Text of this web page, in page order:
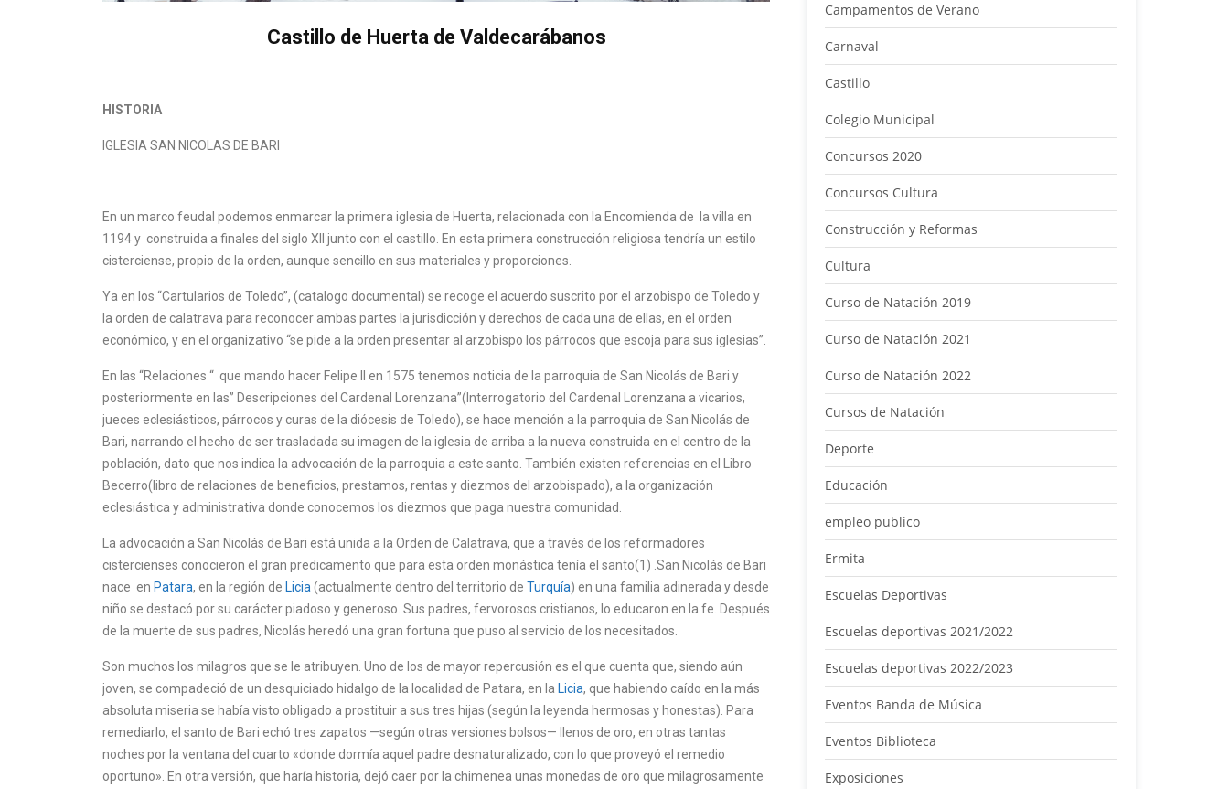
Castillo de Huerta de Valdecarábanos​
HISTORIA
IGLESIA SAN NICOLAS DE BARI
En un marco feudal podemos enmarcar la primera iglesia de Huerta, relacionada con la Encomienda de la villa en
1194 y construida a finales del siglo XII junto con el castillo. En esta primera construcción religiosa tendría un estilo
cisterciense, propio de la orden, aunque sencillo en sus materiales y proporciones.
Ya en los “Cartularios de Toledo”, (catalogo documental) se recoge el acuerdo suscrito por el arzobispo de Toledo y
la orden de calatrava para reconocer ambas partes la jurisdicción y derechos de cada una de ellas, en el orden
económico, y en el organizativo “se pide a la orden presentar al arzobispo los párrocos que escoja para sus iglesias”.
En las “Relaciones “ que mando hacer Felipe II en 1575 tenemos noticia de la parroquia de San Nicolás de Bari y
posteriormente en las” Descripciones del Cardenal Lorenzana”(Interrogatorio del Cardenal Lorenzana a vicarios,
jueces eclesiásticos, párrocos y curas de la diócesis de Toledo), se hace mención a la parroquia de San Nicolás de
Bari, narrando el hecho de ser trasladada su imagen de la iglesia de arriba a la nueva construida en el centro de la
población, dato que nos indica la advocación de la parroquia a este santo. También existen referencias en el Libro
Becerro(libro de relaciones de beneficios, prestamos, rentas y diezmos del arzobispado), a la organización
eclesiástica y administrativa donde conocemos los diezmos que paga nuestra comunidad.
La advocación a San Nicolás de Bari está unida a la Orden de Calatrava, que a través de los reformadores
cistercienses conocieron el gran predicamento que para esta orden monástica tenía el santo(1) .San Nicolás de Bari
nace en Patara, en la región de Licia (actualmente dentro del territorio de Turquía) en una familia adinerada y desde
niño se destacó por su carácter piadoso y generoso. Sus padres, fervorosos cristianos, lo educaron en la fe. Después
de la muerte de sus padres, Nicolás heredó una gran fortuna que puso al servicio de los necesitados.
Son muchos los milagros que se le atribuyen. Uno de los de mayor repercusión es el que cuenta que, siendo aún
joven, se compadeció de un desquiciado hidalgo de la localidad de Patara, en la Licia, que habiendo caído en la más
absoluta miseria se había visto obligado a prostituir a sus tres hijas (según la leyenda hermosas y honestas). Para
remediarlo, el santo de Bari echó tres zapatos —según otras versiones bolsos— llenos de oro, en otras tantas
noches por la ventana del cuarto «donde dormía aquel padre desnaturalizado, con lo que proveyó el remedio
oportuno». En otra versión, que haría historia, dejó caer por la chimenea unas monedas de oro que milagrosamente
Campamentos de Verano
Carnaval
Castillo
Colegio Municipal
Concursos 2020
Concursos Cultura
Construcción y Reformas
Cultura
Curso de Natación 2019
Curso de Natación 2021
Curso de Natación 2022
Cursos de Natación
Deporte
Educación
empleo publico
Ermita
Escuelas Deportivas
Escuelas deportivas 2021/2022
Escuelas deportivas 2022/2023
Eventos Banda de Música
Eventos Biblioteca
Exposiciones